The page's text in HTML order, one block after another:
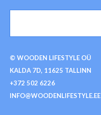
© WOODEN LIFESTYLE OÜ
KALDA 7D, 11625 TALLINN
+372 502 6226
INFO@WOODENLIFESTYLE.EE